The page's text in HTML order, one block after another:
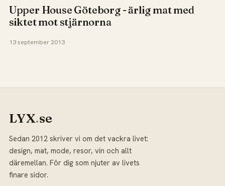
Upper House Göteborg - ärlig mat med
siktet mot stjärnorna
13 september 2013
LYX.se
Sedan 2012 skriver vi om det vackra livet:
design, mat, mode, resor, vin och allt
däremellan. För dig som njuter av livets
finare sidor.